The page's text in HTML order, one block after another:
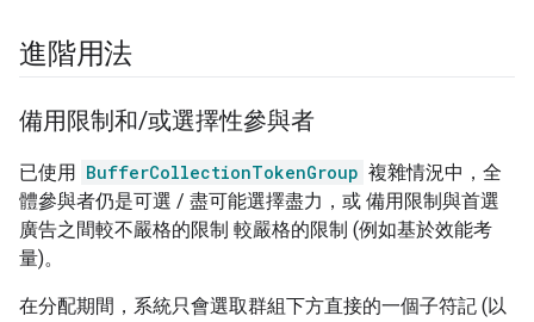
進階用法
備用限制和/或選擇性參與者
已使用 BufferCollectionTokenGroup 複雜情況中，全
體參與者仍是可選 / 盡可能選擇盡力，或 備用限制與首選
廣告之間較不嚴格的限制 較嚴格的限制 (例如基於效能考
量)。
在分配期間，系統只會選取群組下方直接的一個子符記 (以